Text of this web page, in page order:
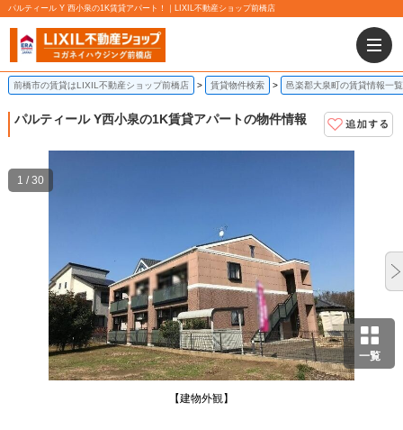
パルティール Y 西小泉の1K賃貸アパート！｜LIXIL不動産ショップ前橋店
前橋市の賃貸はLIXIL不動産ショップ前橋店 賃貸物件検索 邑楽郡大泉町の賃貸情報一覧
パルティール Y西小泉の1K賃貸アパートの物件情報
一覧
【建物外観】
1 / 30